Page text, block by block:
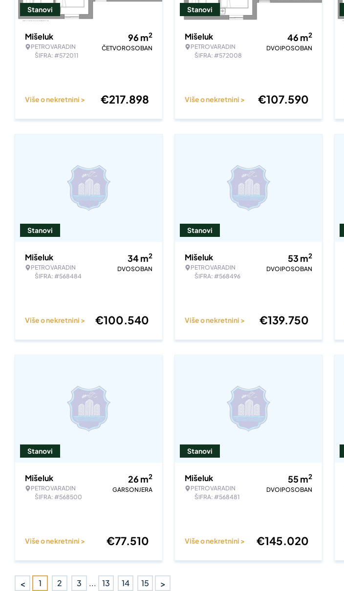
Stanovi
Mišeluk
PETROVARADIN
ŠIFRA: #572011
96 m2
ČETVOROSOBAN
Više o nekretnini > €217.898
Stanovi
Mišeluk
PETROVARADIN
ŠIFRA: #572008
46 m2
DVOIPOSOBAN
Više o nekretnini > €107.590
Stanovi
Mišeluk
PETROVARADIN
ŠIFRA: #568484
34m2
DVOSOBAN
Više o nekretnini > €100.540
Stanovi
Mišeluk
PETROVARADIN
ŠIFRA: #568496
53 m2
DVOIPOSOBAN
Više o nekretnini > €139.750
Stanovi
Mišeluk
PETROVARADIN
ŠIFRA: #568500
26 m2
GARSONJERA
Više o nekretnini > €77.510
Stanovi
Mišeluk
PETROVARADIN
ŠIFRA: #568481
55m2
DVOIPOSOBAN
Više o nekretnini > €145.020
< 1 2 3 ... 13 14 15 >